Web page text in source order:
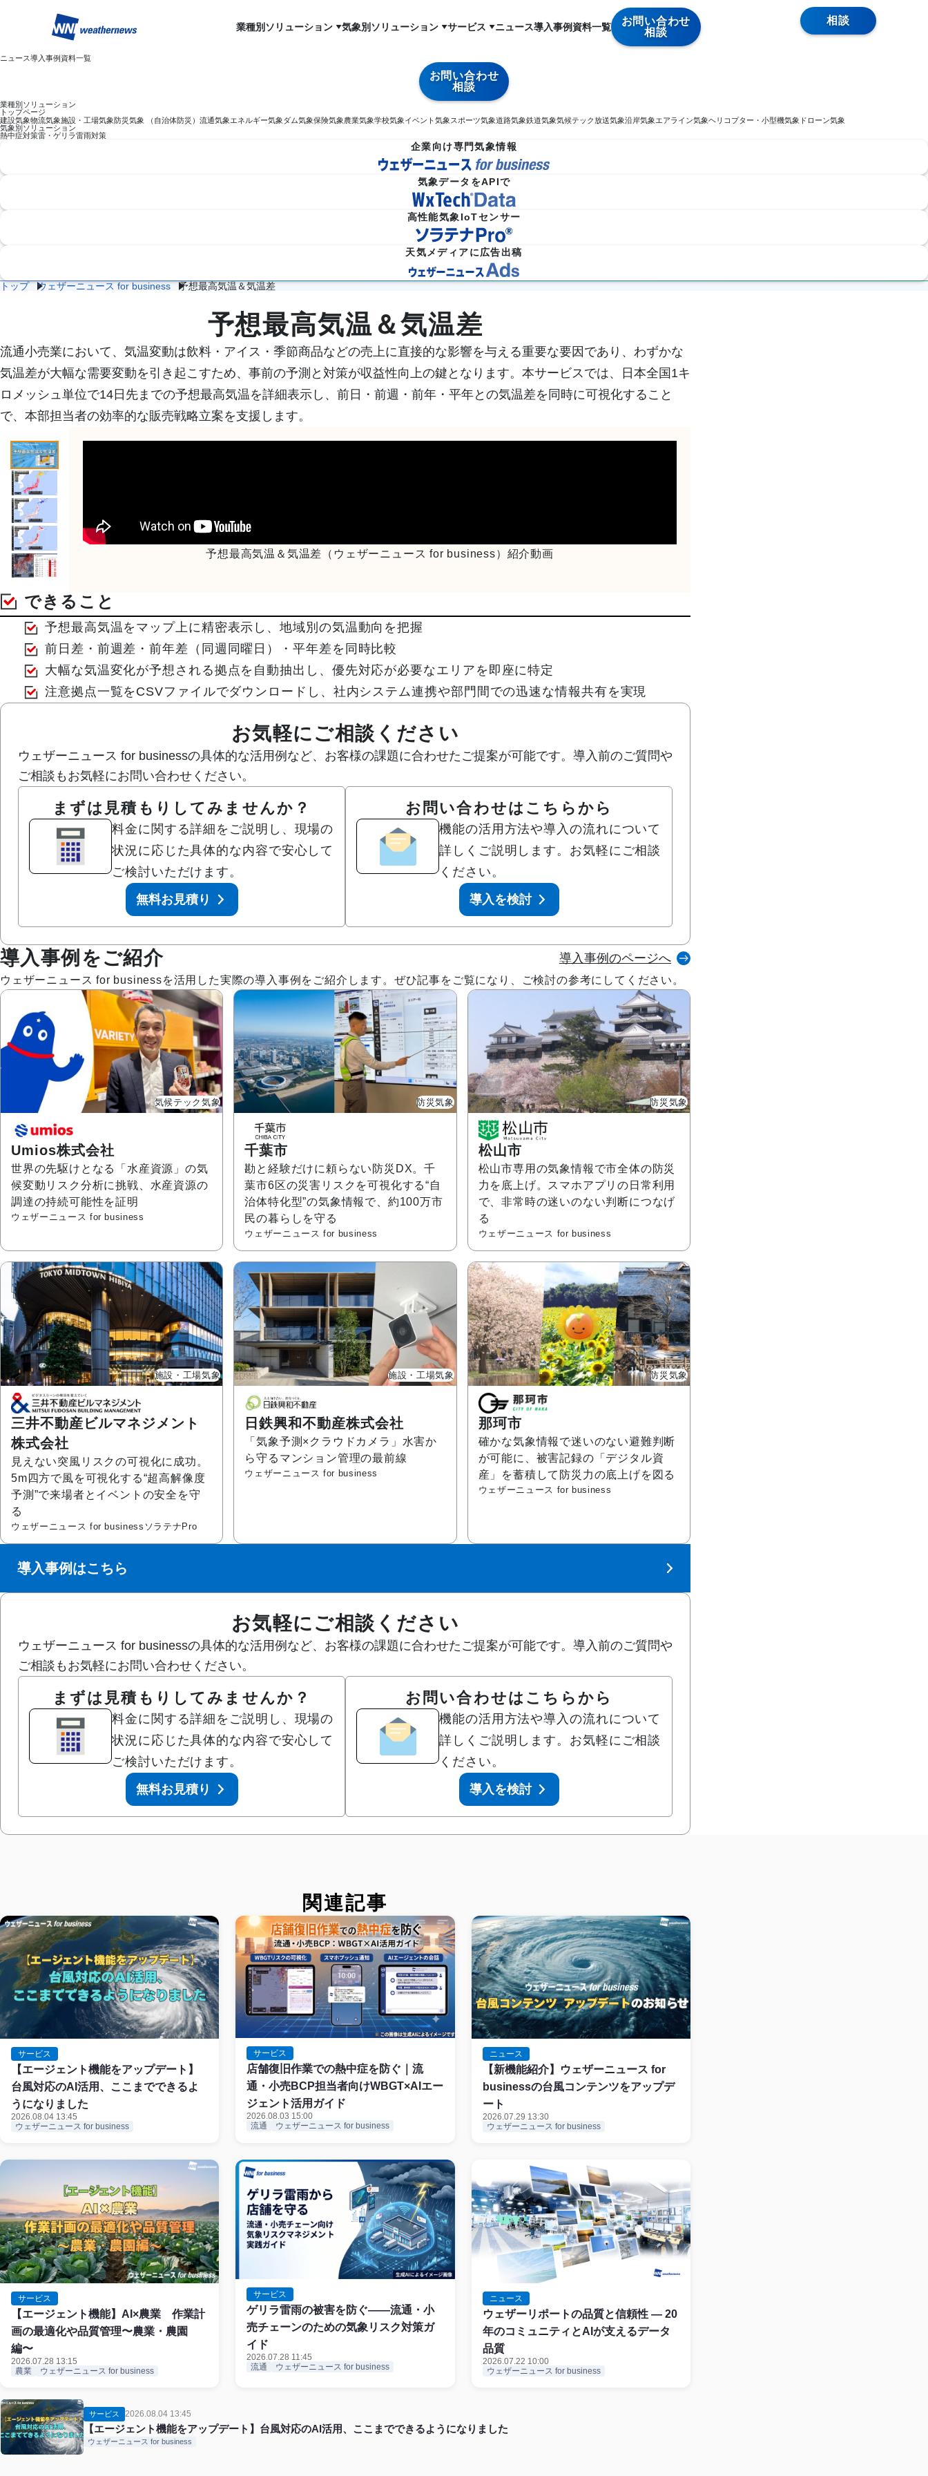
業種別ソリューション
物流気象 施設・工場気象
流通気象 エネルギー気象 ダム気象 保険気象
農業気象 学校気象
道路気象
気象別ソリューション
雷・ゲリラ雷雨対策
サービス
気象データをAPIで
ニュース導入事例資料一覧
お問い合わせ
相談
相談
ニュース導入事例資料一覧
お問い合わせ
相談
業種別ソリューション
トップページ
建設気象物流気象施設・工場気象防災気象 （自治体防災） 流通気象エネルギー気象ダム気象保険気象農業気象学校気象イベント気象スポーツ気象道路気象鉄道気象気候テック放送気象沿岸気象エアライン気象ヘリコプター・小型機気象 ドローン気象
気象別ソリューション
熱中症対策雷・ゲリラ雷雨対策
企業向け専門気象情報
気象データをAPIで
高性能気象IoTセンサー
天気メディアに広告出稿
トップ ウェザーニュース for business 予想最高気温＆気温差
予想最高気温＆気温差
流通小売業において、気温変動は飲料・アイス・季節商品などの売上に直接的な影響を与える重要な要因であり、わずかな
気温差が大幅な需要変動を引き起こすため、事前の予測と対策が収益性向上の鍵となります。本サービスでは、日本全国1キ
ロメッシュ単位で14日先までの予想最高気温を詳細表示し、前日・前週・前年・平年との気温差を同時に可視化すること
で、本部担当者の効率的な販売戦略立案を支援します。
予想最高気温＆気温差（ウェザーニュース for business）紹介動画
できること
予想最高気温をマップ上に精密表示し、地域別の気温動向を把握
前日差・前週差・前年差（同週同曜日）・平年差を同時比較
大幅な気温変化が予想される拠点を自動抽出し、優先対応が必要なエリアを即座に特定
注意拠点一覧をCSVファイルでダウンロードし、社内システム連携や部門間での迅速な情報共有を実現
お気軽にご相談ください
ウェザーニュース for businessの具体的な活用例など、お客様の課題に合わせたご提案が可能です。導入前のご質問や
ご相談もお気軽にお問い合わせください。
まずは見積もりしてみませんか？
料金に関する詳細をご説明し、現場の
状況に応じた具体的な内容で安心して
ご検討いただけます。
無料お見積り
お問い合わせはこちらから
機能の活用方法や導入の流れについて
詳しくご説明します。お気軽にご相談
ください。
導入を検討
導入事例をご紹介 導入事例のページへ
ウェザーニュース for businessを活用した実際の導入事例をご紹介します。ぜひ記事をご覧になり、ご検討の参考にしてください。
気候テック気象
Umios株式会社
世界の先駆けとなる「水産資源」の気
候変動リスク分析に挑戦、水産資源の
調達の持続可能性を証明
ウェザーニュース for business
防災気象
千葉市
勘と経験だけに頼らない防災DX。千
葉市6区の災害リスクを可視化する“自
治体特化型”の気象情報で、約100万市
民の暮らしを守る
ウェザーニュース for business
防災気象
松山市
松山市専用の気象情報で市全体の防災
力を底上げ。スマホアプリの日常利用
で、非常時の迷いのない判断につなげ
る
ウェザーニュース for business
施設・工場気象
三井不動産ビルマネジメント
株式会社
見えない突風リスクの可視化に成功。
5m四方で風を可視化する“超高解像度
予測”で来場者とイベントの安全を守
る
ウェザーニュース for business ソラテナPro
施設・工場気象
日鉄興和不動産株式会社
「気象予測×クラウドカメラ」水害か
ら守るマンション管理の最前線
ウェザーニュース for business
防災気象
那珂市
確かな気象情報で迷いのない避難判断
が可能に、被害記録の「デジタル資
産」を蓄積して防災力の底上げを図る
ウェザーニュース for business
導入事例はこちら
お気軽にご相談ください
ウェザーニュース for businessの具体的な活用例など、お客様の課題に合わせたご提案が可能です。導入前のご質問や
ご相談もお気軽にお問い合わせください。
まずは見積もりしてみませんか？
料金に関する詳細をご説明し、現場の
状況に応じた具体的な内容で安心して
ご検討いただけます。
無料お見積り
お問い合わせはこちらから
機能の活用方法や導入の流れについて
詳しくご説明します。お気軽にご相談
ください。
導入を検討
関連記事
サービス
【エージェント機能をアップデート】
台風対応のAI活用、ここまでできるよ
うになりました
2026.08.04 13:45
ウェザーニュース for business
サービス
店舗復旧作業での熱中症を防ぐ｜流
通・小売BCP担当者向けWBGT×AIエー
ジェント活用ガイド
2026.08.03 15:00
流通
ウェザーニュース for business
ニュース
【新機能紹介】ウェザーニュース for
businessの台風コンテンツをアップデ
ート
2026.07.29 13:30
ウェザーニュース for business
サービス
【エージェント機能】AI×農業 作業計
画の最適化や品質管理〜農業・農園
編〜
2026.07.28 13:15
農業
ウェザーニュース for business
サービス
ゲリラ雷雨の被害を防ぐ——流通・小
売チェーンのための気象リスク対策ガ
イド
2026.07.28 11:45
流通
ウェザーニュース for business
ニュース
ウェザーリポートの品質と信頼性 ― 20
年のコミュニティとAIが支えるデータ
品質
2026.07.22 10:00
ウェザーニュース for business
サービス 2026.08.04 13:45
【エージェント機能をアップデート】台風対応のAI活用、ここまでできるようになりました
ウェザーニュース for business